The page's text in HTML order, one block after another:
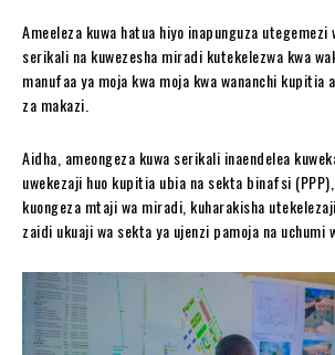
Ameeleza kuwa hatua hiyo inapunguza utegemezi
serikali na kuwezesha miradi kutekelezwa kwa
manufaa ya moja kwa moja kwa wananchi kupitia
za makazi.
Aidha, ameongeza kuwa serikali inaendelea
uwekezaji huo kupitia ubia na sekta binafsi
kuongeza mtaji wa miradi, kuharakisha
zaidi ukuaji wa sekta ya ujenzi pamoja na uchumi